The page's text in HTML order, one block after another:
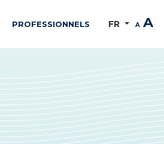
PROFESSIONNELS FR A A